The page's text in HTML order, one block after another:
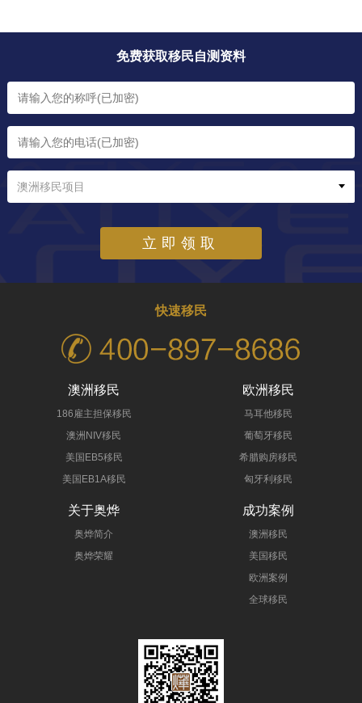
免费获取移民自测资料
澳洲移民项目
立即领取
快速移民
澳洲移民
186雇主担保移民
澳洲NIV移民
美国EB5移民
美国EB1A移民
欧洲移民
马耳他移民
葡萄牙移民
希腊购房移民
匈牙利移民
关于奥烨
奥烨简介
奥烨荣耀
成功案例
澳洲移民
美国移民
欧洲案例
全球移民